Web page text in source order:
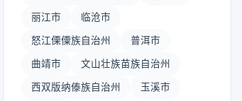
丽江市 临沧市
怒江傈僳族自治州 普洱市
曲靖市 文山壮族苗族自治州
西双版纳傣族自治州 玉溪市